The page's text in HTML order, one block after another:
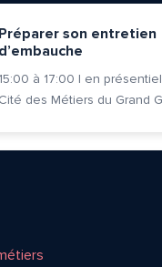
Préparer son entretien
d’embauche
15:00 à 17:00 | en présentiel